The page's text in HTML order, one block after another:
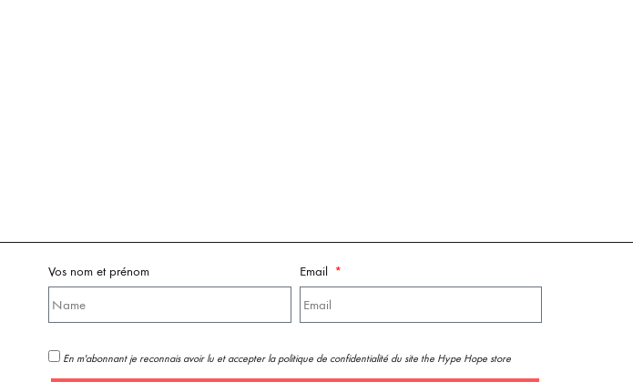
Vos nom et prénom Email
En m'abonnant je reconnais avoir lu et accepter la politique de confidentialité du site the Hype Hope store